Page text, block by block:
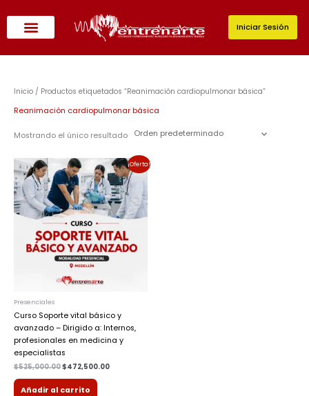
contenido
Iniciar Sesión
Inicio / Productos etiquetados “Reanimación cardiopulmonar básica”
Reanimación cardiopulmonar básica
Mostrando el único resultado
¡Oferta!
Presenciales
Curso Soporte vital básico y
avanzado – Dirigido a: Internos,
profesionales en medicina y
especialistas
$525,000.00
precio
original
era:
$525,000.00.
$472,500.00
El
precio
actual
es:
$472,500.00.
Añadir al carrito